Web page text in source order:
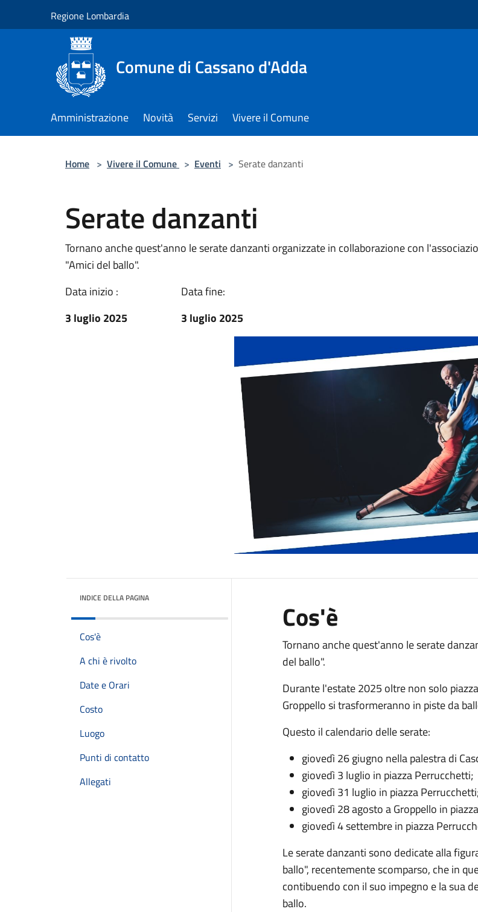
Regione Lombardia
Comune di Cassano d'Adda
Amministrazione Novità Servizi Vivere il Comune
Home > Vivere il Comune > Eventi > Serate danzanti
Serate danzanti
Tornano anche quest'anno le serate danzanti organizzate in collaborazione con
"Amici del ballo".
Data inizio :
3 luglio 2025
Data fine:
3 luglio 2025
INDICE DELLA PAGINA
Cos'è
A chi è rivolto
Date e Orari
Costo
Luogo
Punti di contatto
Allegati
Cos'è
Tornano anche quest'anno le serate
del ballo".
Durante l'estate 2025 oltre non solo
Groppello si trasformeranno in piste da
Questo il calendario delle serate:
giovedì 26 giugno nella palestra di
giovedì 3 luglio in piazza Perrucchetti;
giovedì 31 luglio in piazza Perrucchetti;
giovedì 28 agosto a Groppello in
giovedì 4 settembre in piazza
Le serate danzanti sono dedicate alla
ballo", recentemente scomparso, che in
contibuendo con il suo impegno e la sua
ballo.